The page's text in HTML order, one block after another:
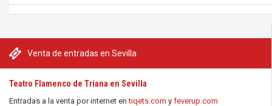
Venta de entradas en Sevilla
Teatro Flamenco de Triana en Sevilla
Entradas a la venta por internet entiqets.com y feverup.com